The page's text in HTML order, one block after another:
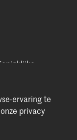
samen
ervaring te
privacy